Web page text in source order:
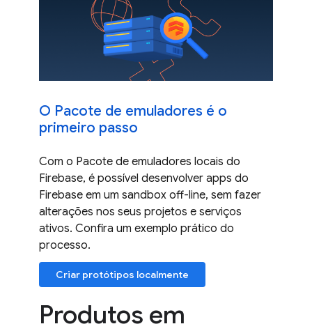
O Pacote de emuladores é o
primeiro passo
Com o Pacote de emuladores locais do
Firebase, é possível desenvolver apps do
Firebase em um sandbox off-line, sem fazer
alterações nos seus projetos e serviços
ativos. Confira um exemplo prático do
processo.
Criar protótipos localmente
Produtos em